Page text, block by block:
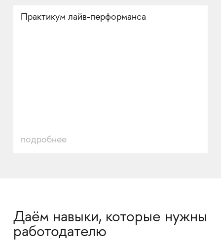
Практикум лайв-перформанса
подробнее
Даём навыки, которые нужны
работодателю